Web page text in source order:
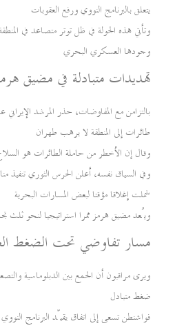
يتعلق بالبرنامج النووي ورفع العقوبات
وتأتي هذه الجولة في ظل توتر متصاعد في
وجودها العسكري البحري
تهديدات متبادلة في مضيق
بالتزامن مع المفاوضات، حذر المرشد
طائرات إلى المنطقة لا يرهب طهران
وقال إن الأخطر من حاملة الطائرات هو
وفي السياق نفسه، أعلن الحرس الثوري
شملت إغلاقا مؤقتا لبعض المسارات البحرية
ويُعد مضيق هرمز ممرا استراتيجيا لنحو ثلث تجارة
مسار تفاوضي تحت الضغط
ويرى مراقبون أن الجمع بين الدبلوماسية
ضغط متبادل
فواشنطن تسعى إلى اتفاق يقيّد البرنامج النووي